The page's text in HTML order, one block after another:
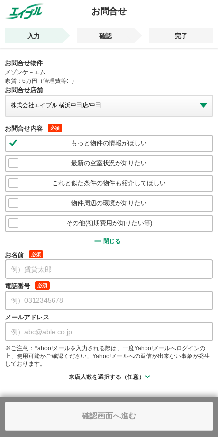
お問合せ
入力 確認 完了
お問合せ物件
メゾンケ－エム
家賃：6万円（管理費等:--)
お問合せ店舗
お問合せ内容 必須
もっと物件の情報がほしい
最新の空室状況が知りたい
これと似た条件の物件も紹介してほしい
物件周辺の環境が知りたい
その他(初期費用が知りたい等)
閉じる
お名前 必須
電話番号 必須
メールアドレス
※ご注意：Yahoo!メールを入力される際は、一度Yahoo!メールへログインの
上、使用可能かご確認ください。Yahoo!メールへの返信が出来ない事象が発生
しております。
来店人数を選択する（任意）
確認画面へ進む